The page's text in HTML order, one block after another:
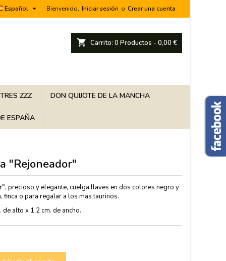
Bienvenido, Iniciar sesión o Crear una cuenta
Español 
shopping_cart Carrito: 0 Productos - 0,00 €
ZZZ DON QUIJOTE DE LA MANCHA
ESPAÑA
"Rejoneador"
, precioso y elegante, cuelga llaves en dos colores negro y
finca o para regalar a los mas taurinos.
alto x 1,2 cm. de ancho.